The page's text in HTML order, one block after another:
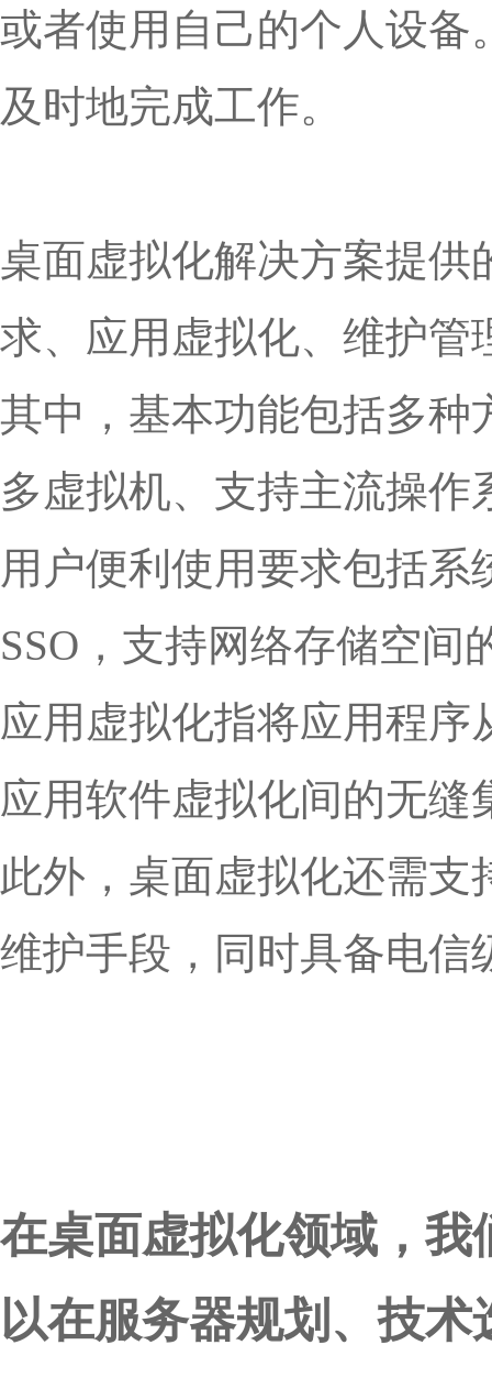
或者使用自己的个人设备
及时地完成工作。
桌面虚拟化解决方案提供
求、应用虚拟化、维护管
其中，基本功能包括多种
多虚拟机、支持主流操
用户便利使用要求包括
SSO，支持网络存储空
应用虚拟化指将应用程
应用软件虚拟化间的无缝
此外，桌面虚拟化还需
维护手段，同时具备电信
在桌面虚拟化领域，
以在服务器规划、技